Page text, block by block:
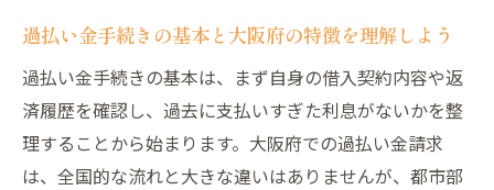
過払い金請求の必要書類と事前準備のポイ
ント解説
過払い金請求を大阪で行う際の安心ポイントと
は
過払い金手続きの基本と大阪府の特徴を理解しよう
過払い金手続きの基本は、まず自身の借入契約内容や返
済履歴を確認し、過去に支払いすぎた利息がないかを整
理することから始まります。大阪府での過払い金請求
は、全国的な流れと大きな違いはありませんが、都市部